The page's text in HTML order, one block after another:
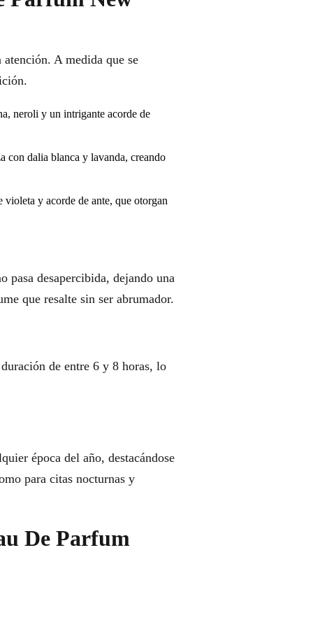
A medida que se
neroli y un intrigante acorde de
con dalia blanca y lavanda, creando
violeta y acorde de ante, que otorgan
pasa desapercibida, dejando una
que resalte sin ser abrumador.
de entre 6 y 8 horas, lo
época del año, destacándose
para citas nocturnas y
De Parfum